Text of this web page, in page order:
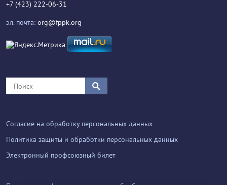
+7 (423) 222-06-31
эл. почта: org@fppk.org
Согласие на обработку персональных данных
Политика защиты и обработки персональных данных
Электронный профсоюзный билет